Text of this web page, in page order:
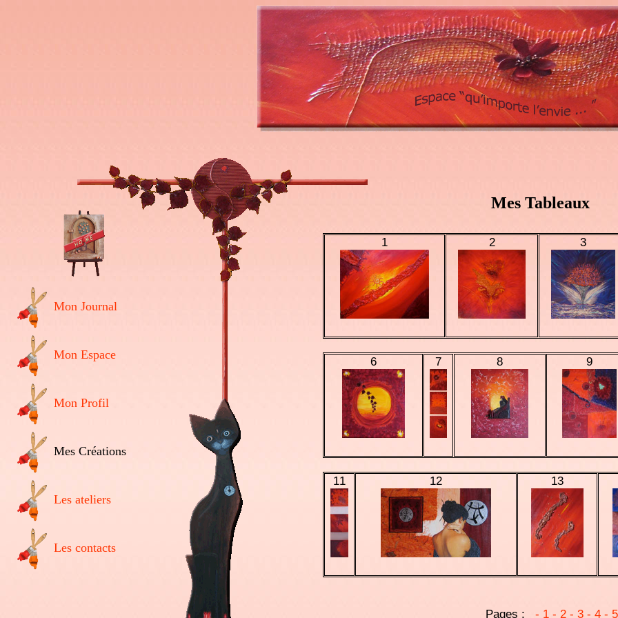
Mon Journal
Mon Espace
Mon Profil
Mes Créations
Les ateliers
Les contacts
Mes Tableaux
1 2 3
6 7 8 9
11 12 13
Pages : - 1 - 2 - 3 - 4 -